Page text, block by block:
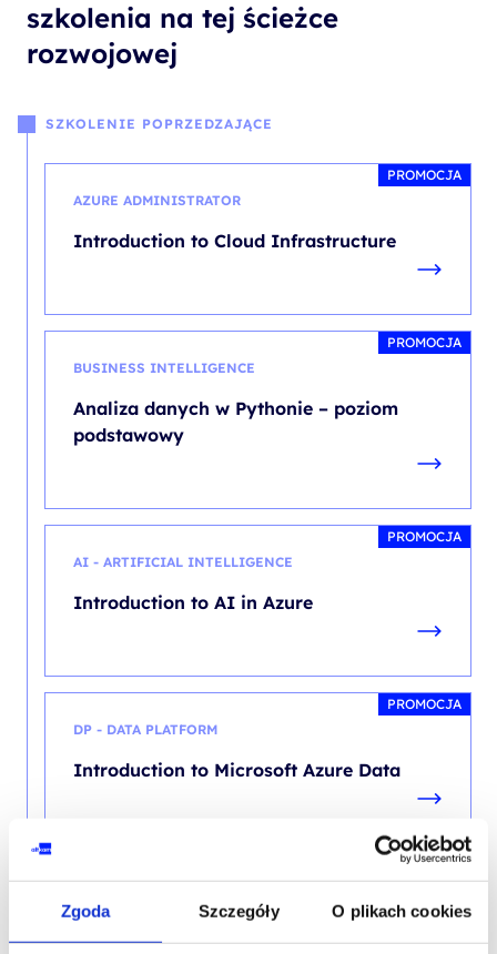
Zgoda Szczegóły O plikach cookies
szkolenia na tej ścieżce
rozwojowej
SZKOLENIE POPRZEDZAJĄCE
PROMOCJA
AZURE ADMINISTRATOR
Introduction to Cloud Infrastructure
PROMOCJA
BUSINESS INTELLIGENCE
Analiza danych w Pythonie – poziom
podstawowy
PROMOCJA
AI - ARTIFICIAL INTELLIGENCE
Introduction to AI in Azure
PROMOCJA
DP - DATA PLATFORM
Introduction to Microsoft Azure Data
Uczenie maszynowe w języku Python